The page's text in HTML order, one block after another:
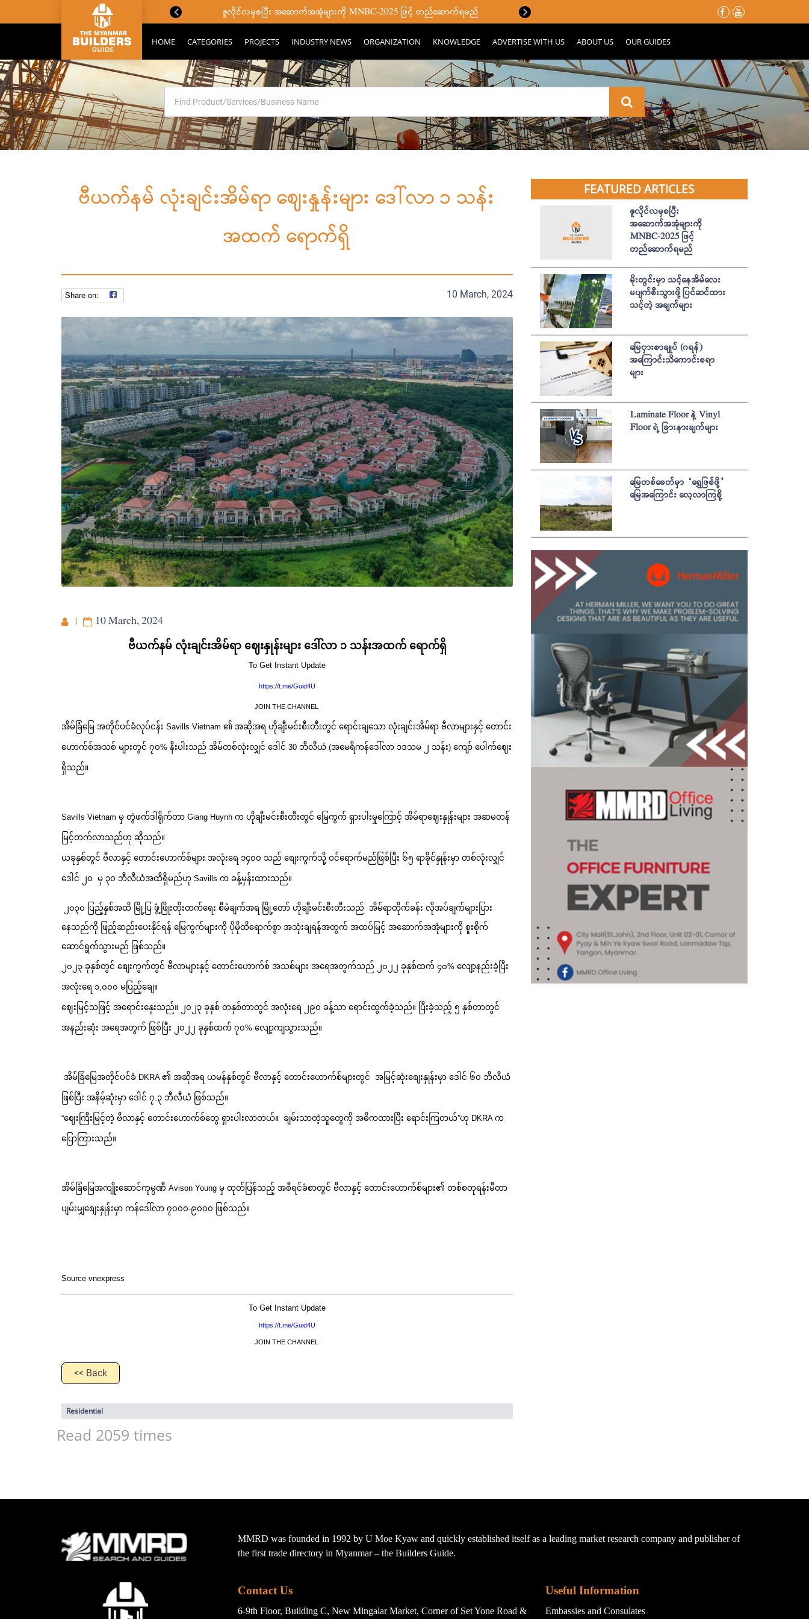
ဇူလိုင်လမှစပြီး အဆောက်အအုံများကို MNBC-2025 ဖြင့် တည်ဆောက်ရမည် မိုးတွင်းမှာ သင့်နေအိမ်လေး မပျက်စီးသွားဖို့ ပြင်ဆင်ထားသင့်တဲ့ အခ
HOME CATEGORIES PROJECTS INDUSTRY NEWS ORGANIZATION KNOWLEDGE ADVERTISE WITH US ABOUT US OUR GUIDES
ဗီယက်နမ် လုံးချင်းအိမ်ရာ ဈေးနှုန်းများ ဒေါ်လာ ၁ သန်း
အထက် ရောက်ရှိ
10 March, 2024
10 March, 2024
ဗီယက်နမ် လုံးချင်းအိမ်ရာ ဈေးနှုန်းများ ဒေါ်လာ ၁ သန်းအထက် ရောက်ရှိ
To Get Instant Update
https://t.me/Guid4U
JOIN THE CHANNEL
အိမ်ခြံမြေ အတိုင်ပင်ခံလုပ်ငန်း Savills Vietnam ၏ အဆိုအရ ဟိုချီးမင်းစီးတီးတွင် ရောင်းချသော လုံးချင်းအိမ်ရာ ဗီလာများနှင့် တောင်း
ဟောက်စ်အသစ် များတွင် ၇၀% နီးပါးသည် အိမ်တစ်လုံးလျှင် ဒေါင် 30 ဘီလီယံ (အမေရိကန်ဒေါ်လာ ၁ဒသမ ၂ သန်း) ကျော် ပေါက်ဈေး
ရှိသည်။
Savills Vietnam မှ တွဲဖက်ဒါရိုက်တာ Giang Huynh က ဟိုချီးမင်းစီးတီးတွင် မြေကွက် ရှားပါးမှုကြောင့် အိမ်ရာဈေးနှုန်းများ အဆမတန်
မြင့်တက်လာသည်ဟု ဆိုသည်။
ယခုနှစ်တွင် ဗီလာနှင့် တောင်းဟောက်စ်များ အလုံးရေ ၁၄၀၀ သည် စျေးကွက်သို့ ဝင်ရောက်မည်ဖြစ်ပြီး ၆၅ ရာခိုင်နှုန်းမှာ တစ်လုံးလျှင်
ဒေါင် ၂၀ မှ ၃၀ ဘီလီယံအထိရှိမည်ဟု Savills က ခန့်မှန်းထားသည်။
၂၀၃၀ ပြည့်နှစ်အထိ မြို့ပြ ဖွံ့ဖြိုးတိုးတက်ရေး စီမံချက်အရ မြို့တော် ဟိုချီးမင်းစီးတီးသည် အိမ်ရာတိုက်ခန်း လိုအပ်ချက်များပြား
နေသည်ကို ဖြည့်ဆည်းပေးနိုင်ရန် မြေကွက်များကို ပိုမိုထိရောက်စွာ အသုံးချရန်အတွက် အထပ်မြင့် အဆောက်အအုံများကို စူးစိုက်
ဆောင်ရွက်သွားမည် ဖြစ်သည်။
၂၀၂၃ ခုနှစ်တွင် စျေးကွက်တွင် ဗီလာများနှင့် တောင်းဟောက်စ် အသစ်များ အရေအတွက်သည် ၂၀၂၂ ခုနှစ်ထက် ၄၀% လျော့နည်းခဲ့ပြီး
အလုံးရေ ၁,၀၀၀ မပြည့်ချေ။
ဈေးမြင့်သဖြင့် အရောင်းနှေးသည်။ ၂၀၂၃ ခုနှစ် တနှစ်တာတွင် အလုံးရေ ၂၉၀ ခန့်သာ ရောင်းထွက်ခဲ့သည်။ ပြီးခဲ့သည့် ၅ နှစ်တာတွင်
အနည်းဆုံး အရေအတွက် ဖြစ်ပြီး ၂၀၂၂ ခုနှစ်ထက် ၇၀% လျော့ကျသွားသည်။
အိမ်ခြံမြေအတိုင်ပင်ခံ DKRA ၏ အဆိုအရ ယမန်နှစ်တွင် ဗီလာနှင့် တောင်းဟောက်စ်များတွင် အမြင့်ဆုံးစျေးနှုန်းမှာ ဒေါင် ၆၀ ဘီလီယံ
ဖြစ်ပြီး အနိမ့်ဆုံးမှာ ဒေါင် ၇.၃ ဘီလီယံ ဖြစ်သည်။
“ဈေးကြီးမြင့်တဲ့ ဗီလာနှင့် တောင်းဟောက်စ်တွေ ရှားပါးလာတယ်။ ချမ်းသာတဲ့သူတွေကို အဓိကထားပြီး ရောင်းကြတယ်”ဟု DKRA က
ပြောကြားသည်။
အိမ်ခြံမြေအကျိုးဆောင်ကုမ္ပဏီ Avison Young မှ ထုတ်ပြန်သည့် အစီရင်ခံစာတွင် ဗီလာနှင့် တောင်းဟောက်စ်များ၏ တစ်စတုရန်းမီတာ
ပျမ်းမျှစျေးနှုန်းမှာ ကန်ဒေါ်လာ ၇၀၀၀-၉၀၀၀ ဖြစ်သည်။
Source vnexpress
To Get Instant Update
https://t.me/Guid4U
JOIN THE CHANNEL
<< Back
Residential
Read 2059 times
FEATURED ARTICLES
ဇူလိုင်လမှစပြီး
အဆောက်အအုံများကို
MNBC-2025 ဖြင့်
တည်ဆောက်ရမည်
မိုးတွင်းမှာ သင့်နေအိမ်လေး
မပျက်စီးသွားဖို့ ပြင်ဆင်ထား
သင့်တဲ့ အချက်များ
မြေငှားစာချုပ် (ဂရန်)
အကြောင်းသိကောင်းစရာ
များ
Laminate Floor နဲ့ Vinyl
Floor ရဲ့ ခြားနားချက်များ
မြေတစ်ခေတ်မှာ “ရွှေဖြစ်ဖို့”
မြေအကြောင်း လေ့လာကြစို့
MMRD was founded in 1992 by U Moe Kyaw and quickly established itself as a leading market research company and publisher of
the first trade directory in Myanmar – the Builders Guide.
Contact Us
6-9th Floor, Building C, New Mingalar Market, Corner of Set Yone Road &
Useful Information
Embassies and Consulates